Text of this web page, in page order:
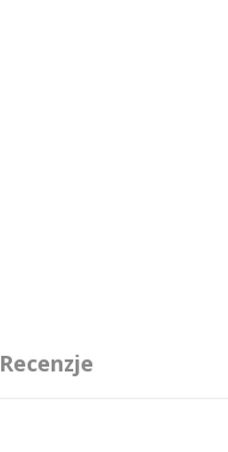
Recenzje